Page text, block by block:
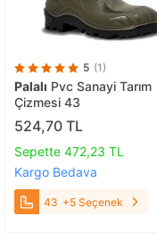
5 (1)
Palalı Pvc Sanayi Tarım
Çizmesi 43
524,70 TL
Sepette 472,23 TL
Kargo Bedava
43 +5 Seçenek